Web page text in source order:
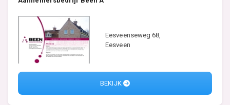
Eesveenseweg 68,
Eesveen
BEKIJK